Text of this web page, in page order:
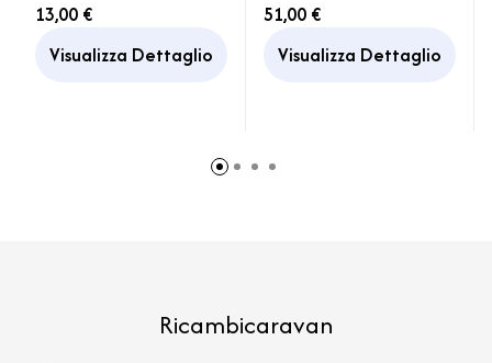
Camper
13,00 €
Visualizza Dettaglio
girevole corta
51,00 €
Visualizza Dettaglio
Ricambicaravan